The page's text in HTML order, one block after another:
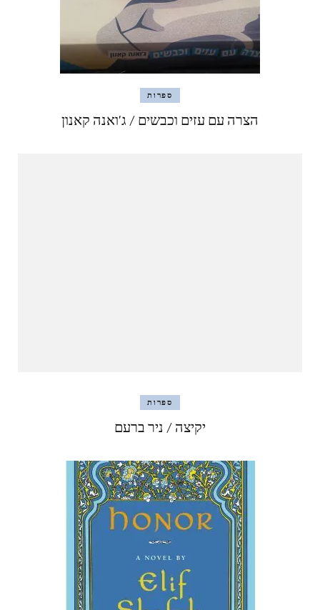
ספרות
הצרה עם עזים וכבשים / ג'ואנה קאנון
ספרות
יקיצה / ניר ברעם